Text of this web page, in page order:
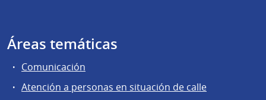
Áreas temáticas
Comunicación
Atención a personas en situación de calle